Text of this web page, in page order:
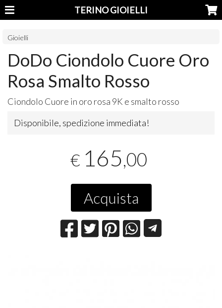
TERINO GIOIELLI
Gioielli
DoDo Ciondolo Cuore Oro
Rosa Smalto Rosso
Ciondolo Cuore in oro rosa 9K e smalto rosso
Disponibile, spedizione immediata!
€ 165,00
Acquista